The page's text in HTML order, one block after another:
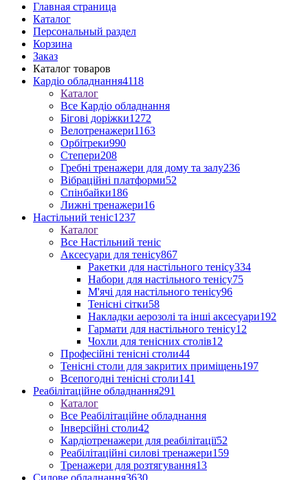
Главная страница
Каталог
Персональный раздел
Корзина
Заказ
Каталог товаров
Кардіо обладнання4118
Каталог
Все Кардіо обладнання
Бігові доріжки1272
Велотренажери1163
Орбітреки990
Степери208
Гребні тренажери для дому та залу236
Вібраційні платформи52
Спінбайки186
Лижні тренажери16
Настільний теніс1237
Каталог
Все Настільний теніс
Аксесуари для тенісу867
Ракетки для настільного тенісу334
Набори для настільного тенісу75
М'ячі для настільного тенісу96
Тенісні сітки58
Накладки аерозолі та інші аксесуари192
Гармати для настільного тенісу12
Чохли для тенісних столів12
Професійні тенісні столи44
Тенісні столи для закритих приміщень197
Всепогодні тенісні столи141
Реабілітаційне обладнання291
Каталог
Все Реабілітаційне обладнання
Інверсійні столи42
Кардіотренажери для реабілітації52
Реабілітаційні силові тренажери159
Тренажери для розтягування13
Силове обладнання3630